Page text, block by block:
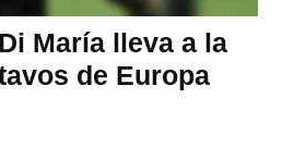
María lleva a la
de Europa